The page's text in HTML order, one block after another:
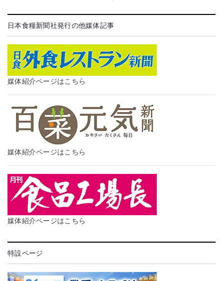
日本食糧新聞社発行の他媒体記事
媒体紹介ページはこちら
媒体紹介ページはこちら
媒体紹介ページはこちら
特設ページ